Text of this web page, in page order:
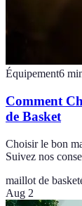
Équipement6
Comment
de Basket
Choisir le bon
Suivez nos
maillot de basket
Aug 2